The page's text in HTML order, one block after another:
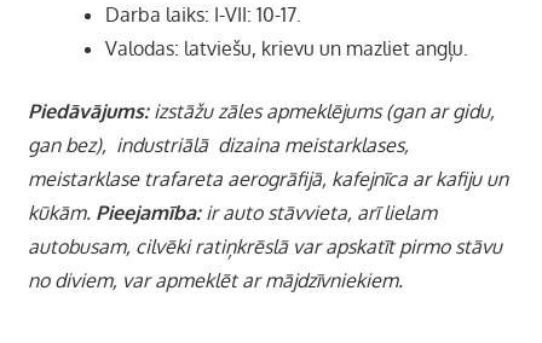
Darba laiks: I-VII: 10-17.
Valodas: latviešu, krievu un mazliet angļu.
Piedāvājums: izstāžu zāles apmeklējums (gan ar gidu,
gan bez), industriālā dizaina meistarklases,
meistarklase trafareta aerogrāfijā, kafejnīca ar kafiju un
kūkām. Pieejamība: ir auto stāvvieta, arī lielam
autobusam, cilvēki ratiņkrēslā var apskatīt pirmo stāvu
no diviem, var apmeklēt ar mājdzīvniekiem.